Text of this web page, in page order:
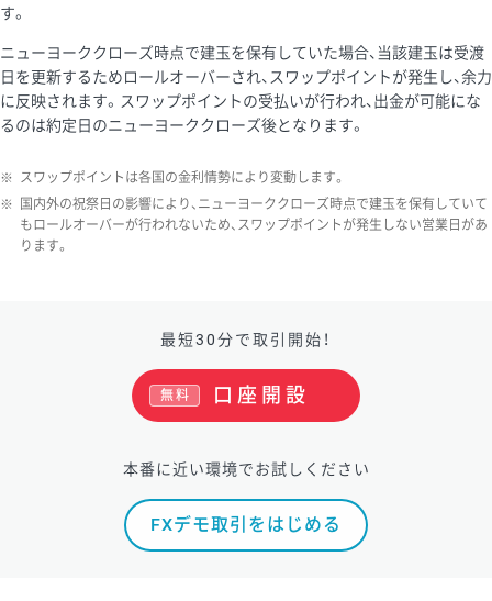
す。
ニューヨーククローズ時点で建玉を保有していた場合、当該建玉は受渡
日を更新するためロールオーバーされ、スワップポイントが発生し、余力
に反映されます。スワップポイントの受払いが行われ、出金が可能にな
るのは約定日のニューヨーククローズ後となります。
※ スワップポイントは各国の金利情勢により変動します。
※
国内外の祝祭日の影響により、ニューヨーククローズ時点で建玉を保有していて
もロールオーバーが行われないため、スワップポイントが発生しない営業日があ
ります。
最短30分で取引開始！
口座開設
無料
本番に近い環境でお試しください
FXデモ取引をはじめる